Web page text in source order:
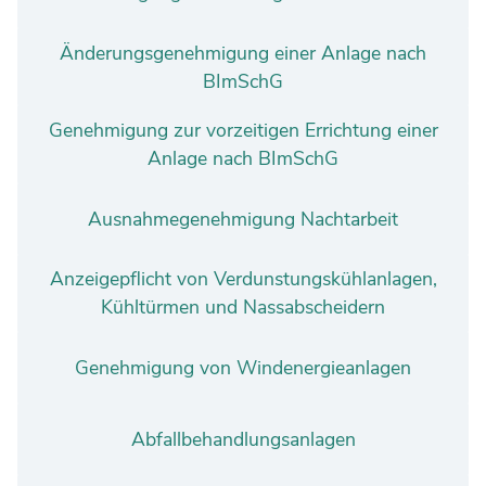
Änderungsgenehmigung einer Anlage nach
BImSchG
Genehmigung zur vorzeitigen Errichtung einer
Anlage nach BImSchG
Ausnahmegenehmigung Nachtarbeit
Anzeigepflicht von Verdunstungskühlanlagen,
Kühltürmen und Nassabscheidern
Genehmigung von Windenergieanlagen
Abfallbehandlungsanlagen